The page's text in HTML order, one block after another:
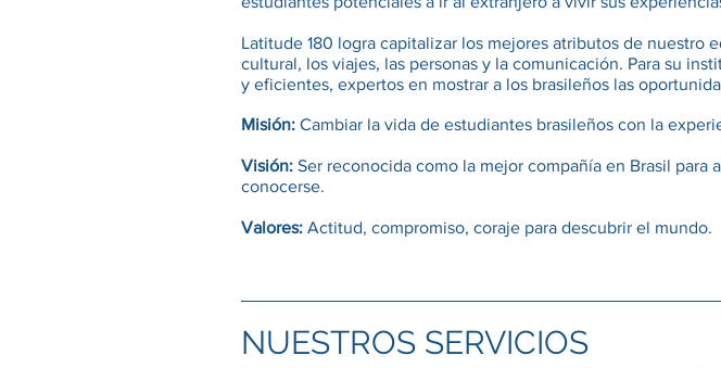
Latitude 180 logra capitalizar los mejores atributos de
cultural, los viajes, las personas y la comunicación. Para su
y eficientes, expertos en mostrar a los brasileños las
Misión: Cambiar la vida de estudiantes brasileños con la
Visión: Ser reconocida como la mejor compañía en Brasil
conocerse.
Valores: Actitud, compromiso, coraje para descubrir el mundo.
NUESTROS SERVICIOS